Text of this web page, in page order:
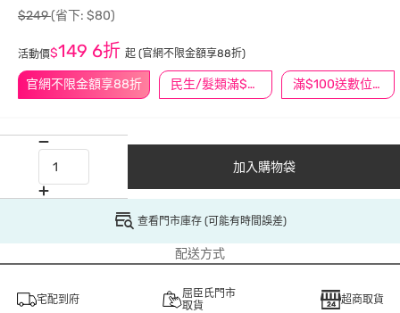
官網不限金額享88折 民生/髮類滿$388送舒潔冰巾 滿$100送數位印花
$249(省下: $80)
活動價$149 6折 起 (官網不限金額享88折)
加入購物袋
查看門市庫存 (可能有時間誤差)
配送方式
宅配到府
屈臣氏門市
取貨
超商取貨